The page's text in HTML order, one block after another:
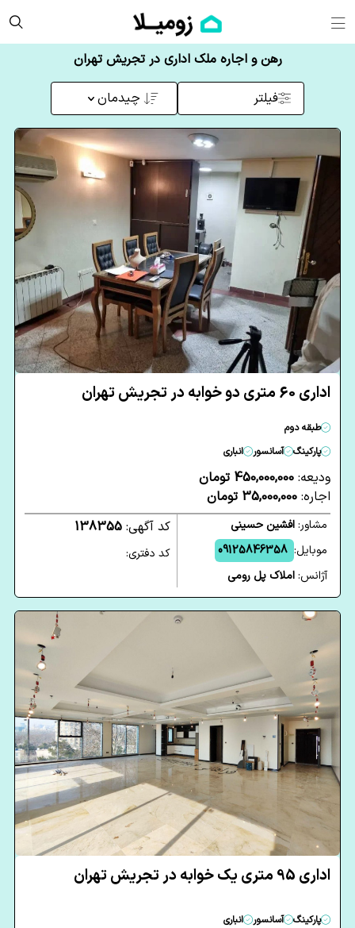
رهن و اجاره ملک اداری در تجریش تهران
فیلتر چیدمان
اداری 60 متری دو خوابه در تجریش تهران
طبقه دوم
پارکینگ
آسانسور انباری
ودیعه: 450,000,000 تومان
اجاره: 35,000,000 تومان
مشاور:افشین حسینی
موبایل: 09125846358
آژانس:املاک پل رومی
کد آگهی: 138355
کد دفتری:
اداری 95 متری یک خوابه در تجریش تهران
پارکینگ آسانسور انباری